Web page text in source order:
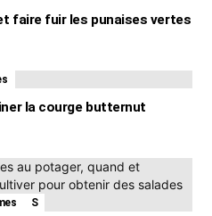
faire fuir les punaises vertes
la courge butternut
S